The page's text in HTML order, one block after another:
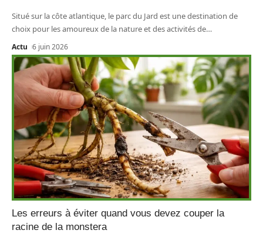
Situé sur la côte atlantique, le parc du Jard est une destination de
choix pour les amoureux de la nature et des activités de…
Actu 6 juin 2026
Les erreurs à éviter quand vous devez couper la
racine de la monstera